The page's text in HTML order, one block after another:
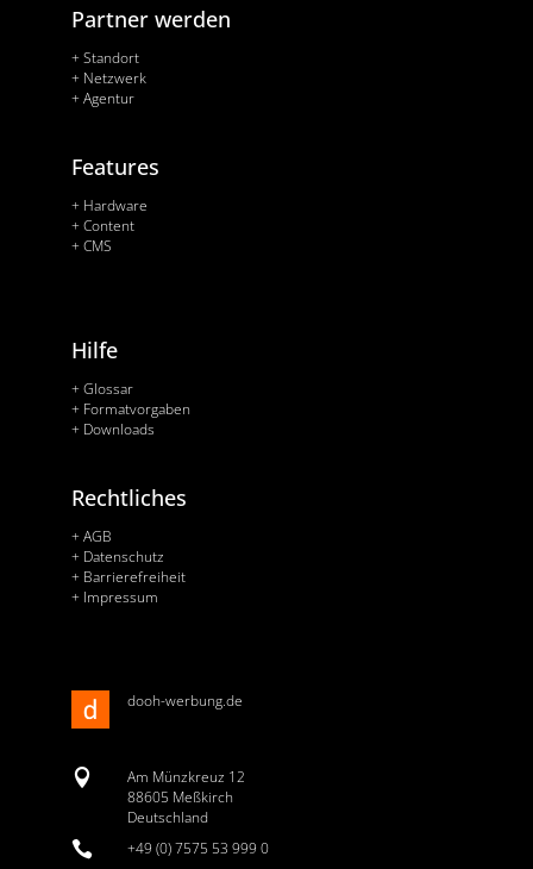
Partner werden
+ Standort
+ Netzwerk
+ Agentur
Features
+ Hardware
+ Content
+ CMS
Hilfe
+ Glossar
+ Formatvorgaben
+ Downloads
Rechtliches
+ AGB
+ Datenschutz
+ Barrierefreiheit
+ Impressum
dooh-werbung.de

Am Münzkreuz 12
88605 Meßkirch
Deutschland
 +49 (0) 7575 53 999 0